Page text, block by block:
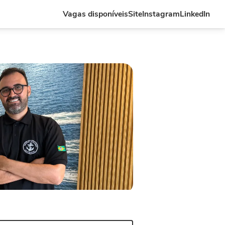
Vagas disponíveisSiteInstagramLinkedIn